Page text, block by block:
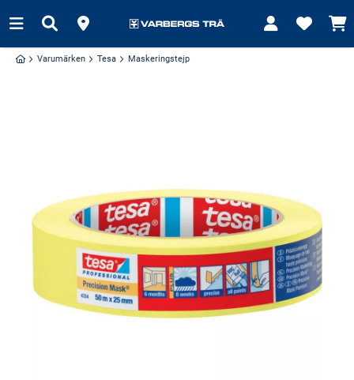
Varumärken Tesa Maskeringstejp